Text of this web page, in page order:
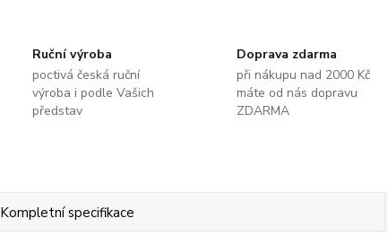
Ruční výroba
poctivá česká ruční
výroba i podle Vašich
představ
Doprava zdarma
při nákupu nad 2000 Kč
máte od nás dopravu
ZDARMA
Kompletní specifikace